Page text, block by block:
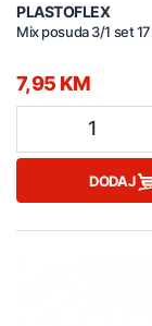
PLASTOFLEX
Mix posuda 3/1 set
7,95 KM
1
DODAJ